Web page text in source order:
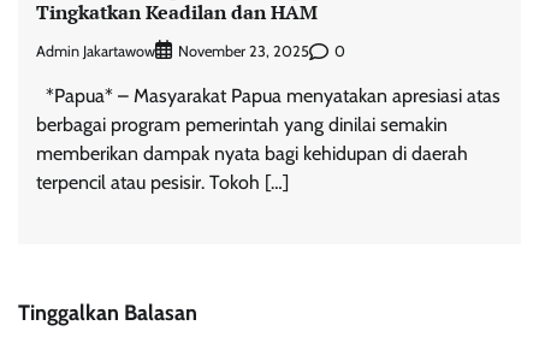
Tingkatkan Keadilan dan HAM
Admin Jakartawow November 23, 2025 0
*Papua* – Masyarakat Papua menyatakan apresiasi atas
berbagai program pemerintah yang dinilai semakin
memberikan dampak nyata bagi kehidupan di daerah
terpencil atau pesisir. Tokoh […]
Tinggalkan Balasan